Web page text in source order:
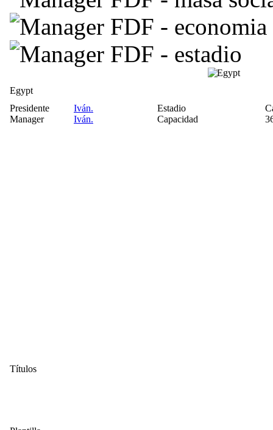
Egypt
Presidente
Iván. Estadio
Manager
Iván. Capacidad
Títulos